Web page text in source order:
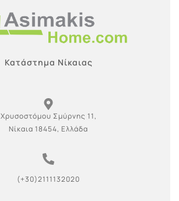
Κατάστημα Νίκαιας
Χρυσοστόμου Σμύρνης 11,
Νίκαια 18454, Ελλάδα
(+30)2111132020